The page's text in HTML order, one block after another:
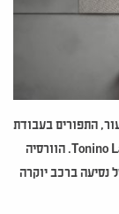
התפורים בעבודת
יד" ומעוטרים בטקסטורה המפורסמת של Tonino Lamborghini. הוורסיה
נסיעה ברכב יוקרה